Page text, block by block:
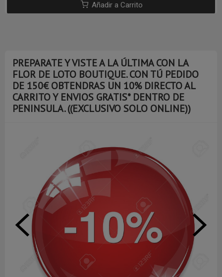
PREPARATE Y VISTE A LA ÚLTIMA CON LA
FLOR DE LOTO BOUTIQUE. CON TÚ PEDIDO
DE 150€ OBTENDRAS UN 10% DIRECTO AL
CARRITO Y ENVIOS GRATIS* DENTRO DE
PENINSULA. ((EXCLUSIVO SOLO ONLINE))
Añadir a Carrito